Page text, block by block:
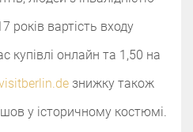
років вартість входу
купівлі онлайн та 1,50 на
знижку також
у історичному костюмі.